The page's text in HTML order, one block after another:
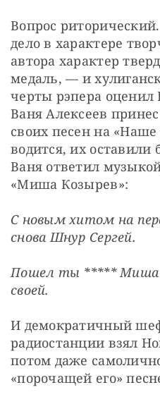
Вопрос
дело в характере
автора характер
медаль, — и
черты рэпера оценил
Ваня Алексеев
своих песен на «Наше
водится, их оставили
Ваня ответил
«Миша Козырев»:
С новым хитом на
снова Шнур Сергей.
Пошел ты ***** Миша
своей.
И демократичный
радиостанции взял
потом даже
«порочащей его»